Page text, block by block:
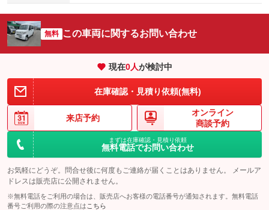
無料 この車両に関するお問い合わせ
現在0人が検討中
在庫確認・見積り依頼(無料)
来店予約
オンライン
商談予約
まずは在庫確認・見積り依頼
無料電話でお問い合わせ
お気軽にどうぞ。問合せ後に何度もご連絡が届くことはありません。 メールア
ドレスは販売店に公開されません。
※無料電話をご利用の場合は、販売店へお客様の電話番号が通知されます。無料電話
番号ご利用の際の注意点は こちら